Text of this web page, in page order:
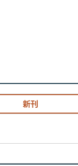
新刊